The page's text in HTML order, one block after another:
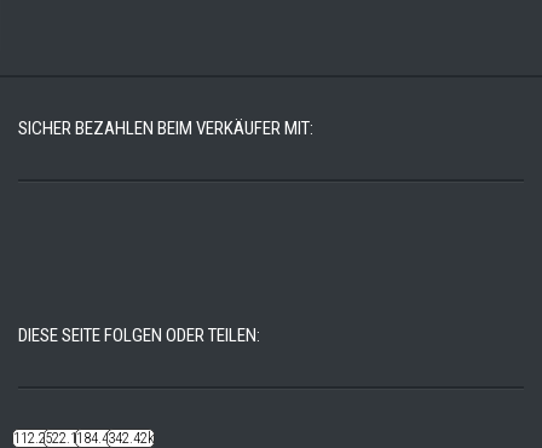
SICHER BEZAHLEN BEIM VERKÄUFER MIT:
DIESE SEITE FOLGEN ODER TEILEN:
112.22k522.14k184.48k342.42k